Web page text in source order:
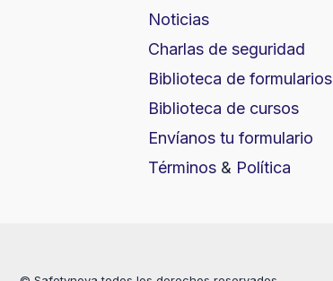
Noticias
Charlas de seguridad
Biblioteca de formularios
Biblioteca de cursos
Envíanos tu formulario
Términos & Política